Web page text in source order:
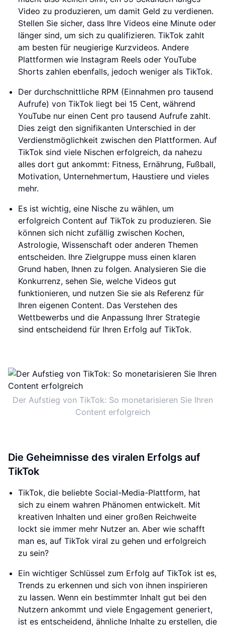
Video zu produzieren, um damit Geld zu verdienen.
Stellen Sie sicher, dass Ihre Videos eine Minute oder
länger sind, um sich zu qualifizieren. TikTok zahlt
am besten für neugierige Kurzvideos. Andere
Plattformen wie Instagram Reels oder YouTube
Shorts zahlen ebenfalls, jedoch weniger als TikTok.
Der durchschnittliche RPM (Einnahmen pro tausend
Aufrufe) von TikTok liegt bei 15 Cent, während
YouTube nur einen Cent pro tausend Aufrufe zahlt.
Dies zeigt den signifikanten Unterschied in der
Verdienstmöglichkeit zwischen den Plattformen. Auf
TikTok sind viele Nischen erfolgreich, da nahezu
alles dort gut ankommt: Fitness, Ernährung, Fußball,
Motivation, Unternehmertum, Haustiere und vieles
mehr.
Es ist wichtig, eine Nische zu wählen, um
erfolgreich Content auf TikTok zu produzieren. Sie
können sich nicht zufällig zwischen Kochen,
Astrologie, Wissenschaft oder anderen Themen
entscheiden. Ihre Zielgruppe muss einen klaren
Grund haben, Ihnen zu folgen. Analysieren Sie die
Konkurrenz, sehen Sie, welche Videos gut
funktionieren, und nutzen Sie sie als Referenz für
Ihren eigenen Content. Das Verstehen des
Wettbewerbs und die Anpassung Ihrer Strategie
sind entscheidend für Ihren Erfolg auf TikTok.
Der Aufstieg von TikTok: So monetarisieren Sie Ihren
Content erfolgreich
Die Geheimnisse des viralen Erfolgs auf
TikTok
TikTok, die beliebte Social-Media-Plattform, hat
sich zu einem wahren Phänomen entwickelt. Mit
kreativen Inhalten und einer großen Reichweite
lockt sie immer mehr Nutzer an. Aber wie schafft
man es, auf TikTok viral zu gehen und erfolgreich
zu sein?
Ein wichtiger Schlüssel zum Erfolg auf TikTok ist es,
Trends zu erkennen und sich von ihnen inspirieren
zu lassen. Wenn ein bestimmter Inhalt gut bei den
Nutzern ankommt und viele Engagement generiert,
ist es entscheidend, ähnliche Inhalte zu erstellen, die